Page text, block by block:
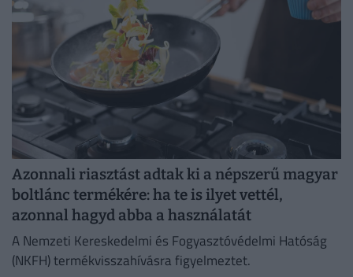
Azonnali riasztást adtak ki a népszerű magyar
boltlánc termékére: ha te is ilyet vettél,
azonnal hagyd abba a használatát
A Nemzeti Kereskedelmi és Fogyasztóvédelmi Hatóság
(NKFH) termékvisszahívásra figyelmeztet.